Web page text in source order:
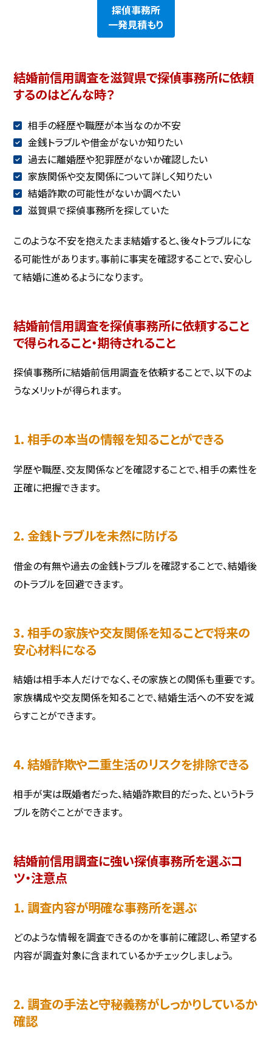
探偵事務所
一発見積もり
結婚前信用調査を滋賀県で探偵事務所に依頼
するのはどんな時？
相手の経歴や職歴が本当なのか不安
金銭トラブルや借金がないか知りたい
過去に離婚歴や犯罪歴がないか確認したい
家族関係や交友関係について詳しく知りたい
結婚詐欺の可能性がないか調べたい
滋賀県で探偵事務所を探していた
このような不安を抱えたまま結婚すると、後々トラブルにな
る可能性があります。事前に事実を確認することで、安心し
て結婚に進めるようになります。
結婚前信用調査を探偵事務所に依頼すること
で得られること・期待されること
探偵事務所に結婚前信用調査を依頼することで、以下のよ
うなメリットが得られます。
1. 相手の本当の情報を知ることができる
学歴や職歴、交友関係などを確認することで、相手の素性を
正確に把握できます。
2. 金銭トラブルを未然に防げる
借金の有無や過去の金銭トラブルを確認することで、結婚後
のトラブルを回避できます。
3. 相手の家族や交友関係を知ることで将来の
安心材料になる
結婚は相手本人だけでなく、その家族との関係も重要です。
家族構成や交友関係を知ることで、結婚生活への不安を減
らすことができます。
4. 結婚詐欺や二重生活のリスクを排除できる
相手が実は既婚者だった、結婚詐欺目的だった、というトラ
ブルを防ぐことができます。
結婚前信用調査に強い探偵事務所を選ぶコ
ツ・注意点
1. 調査内容が明確な事務所を選ぶ
どのような情報を調査できるのかを事前に確認し、希望する
内容が調査対象に含まれているかチェックしましょう。
2. 調査の手法と守秘義務がしっかりしているか
確認